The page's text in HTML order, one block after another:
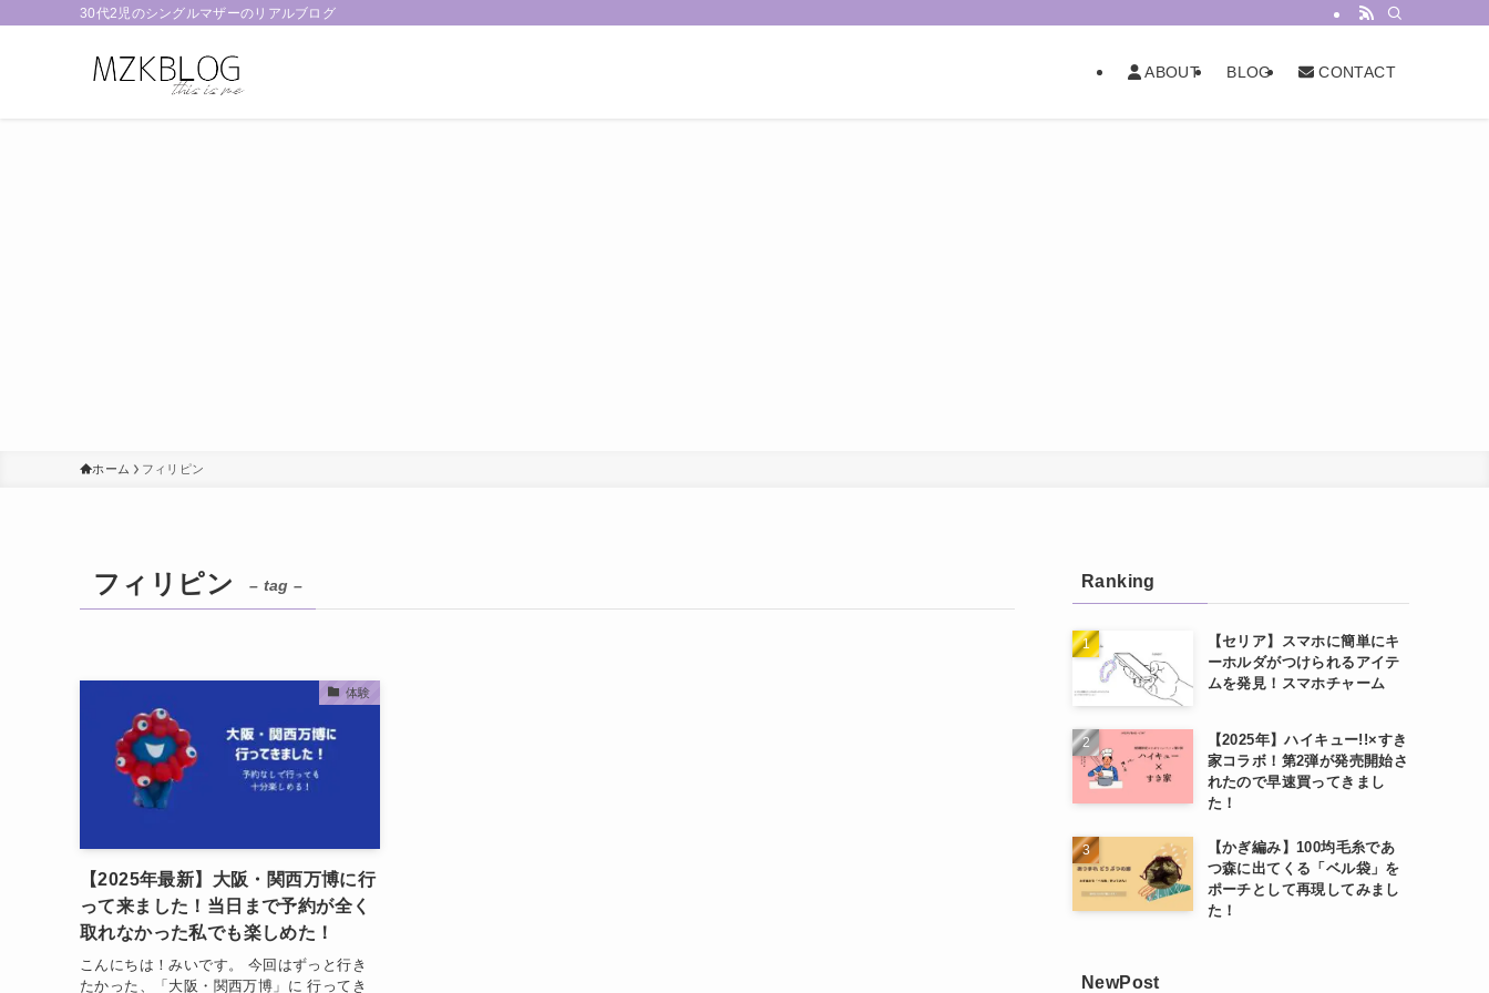
30代2児のシングルマザーのリアルブログ
ABOUT BLOG CONTACT
ホーム フィリピン
フィリピン – tag –
体験
【2025年最新】大阪・関西万博に行
って来ました！当日まで予約が全く
取れなかった私でも楽しめた！
こんにちは！みいです。 今回はずっと行き
たかった、「大阪・関西万博」に 行ってき
Ranking
【セリア】スマホに簡単にキ
ーホルダがつけられるアイテ
ムを発見！スマホチャーム
【2025年】ハイキュー!!×すき
家コラボ！第2弾が発売開始さ
れたので早速買ってきまし
た！
【かぎ編み】100均毛糸であ
つ森に出てくる「ベル袋」を
ポーチとして再現してみまし
た！
NewPost